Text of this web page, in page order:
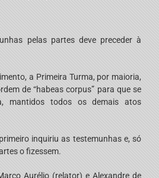
pelas partes deve preceder à
a Primeira Turma, por maioria,
de “habeas corpus” para que se
mantidos todos os demais atos
inquiriu as testemunhas e, só
o fizessem.
Aurélio (relator) e Alexandre de